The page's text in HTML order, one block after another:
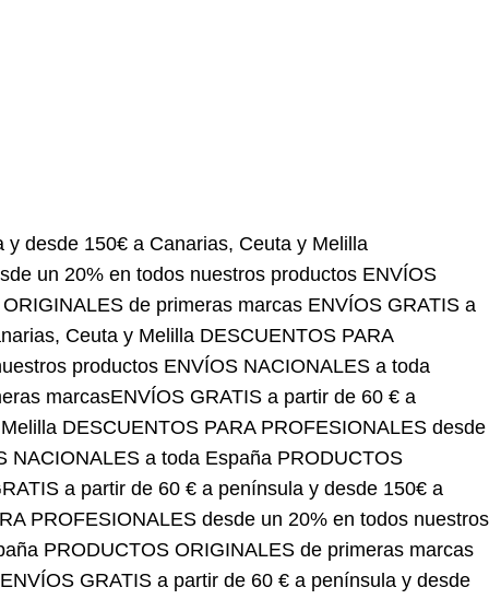
a Canarias, Ceuta y Melilla DESCUENTOS
productosENVÍOS NACIONALES a toda España
GRATIS a partir de 60 € a península y desde
PROFESIONALES desde un 20% en todos nuestros
ORIGINALES de primeras marcasENVÍOS
Ceuta y MelillaDESCUENTOS PARA
ENVÍOS NACIONALES a toda España
GRATIS a partir de 60 € a península y desde 150€
desde un 20% en todos nuestros
ORIGINALES de primeras marcas
ENVÍOS GRATIS a partir de 60 € a península y desde
150€ a Canarias, Ceuta y MelillaDESCUENTOS PARA